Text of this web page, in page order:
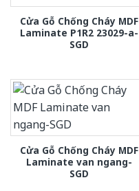
Cửa Gỗ Chống Cháy MDF
Laminate P1R2 23029-a-
SGD
Cửa Gỗ Chống Cháy MDF
Laminate van ngang-
SGD